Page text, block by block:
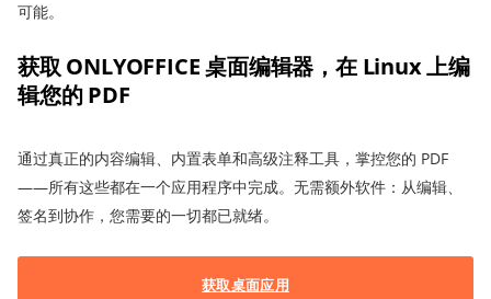
可能。
获取 ONLYOFFICE 桌面编辑器，在 Linux 上编
辑您的 PDF
通过真正的内容编辑、内置表单和高级注释工具，掌控您的 PDF
——所有这些都在一个应用程序中完成。无需额外软件：从编辑、
签名到协作，您需要的一切都已就绪。
获取桌面应用